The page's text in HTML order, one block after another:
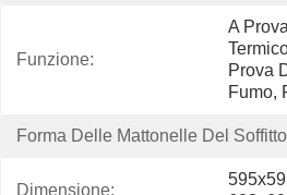
Funzione:
A
Prova
Fumo,
Forma Delle Mattonelle Del
Dimensione: